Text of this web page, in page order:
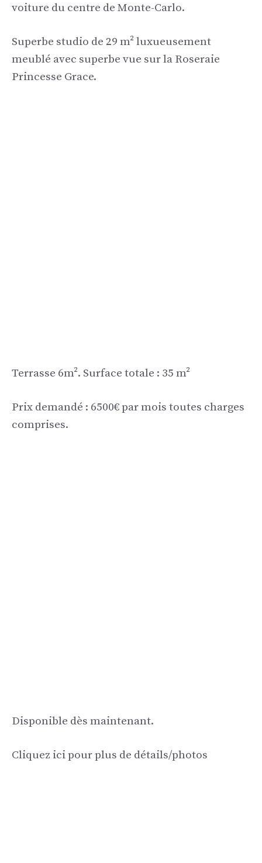
voiture du centre de Monte-Carlo.
Superbe studio de 29 m² luxueusement
meublé avec superbe vue sur la Roseraie
Princesse Grace.
Terrasse 6m². Surface totale : 35 m²
Prix ​​demandé : 6500€ par mois toutes charges
comprises.
Disponible dès maintenant.
Cliquez ici pour plus de détails/photos